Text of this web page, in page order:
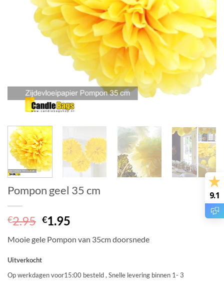
Pompon geel 35 cm
€2.95 Oorspronkelijke
was:
€2.95.
€1.95
is:
Mooie gele Pompon van 35cm doorsnede
Uitverkocht
Op werkdagen voor15:00 besteld , Snelle levering binnen 1- 3
9.1